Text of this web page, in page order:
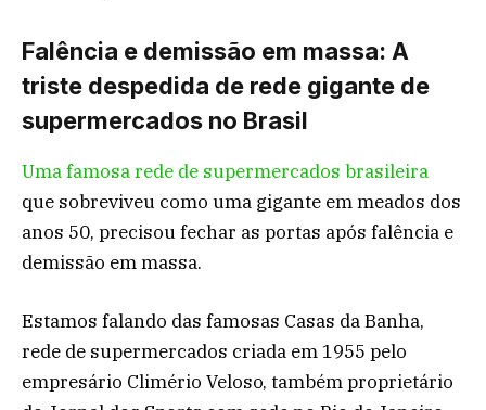
Falência e demissão em massa: A
triste despedida de rede gigante de
supermercados no Brasil
Uma famosa rede de supermercados brasileira
que sobreviveu como uma gigante em meados dos
anos 50, precisou fechar as portas após falência e
demissão em massa.
Estamos falando das famosas Casas da Banha,
rede de supermercados criada em 1955 pelo
empresário Climério Veloso, também proprietário